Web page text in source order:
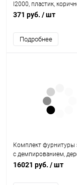
l2000, пластик,
1013474 Hettich
371 руб. / шт
Подробнее
Комплект фурнитуры
с демпированием,
двери 9156338 Hettich
16021 руб. / шт